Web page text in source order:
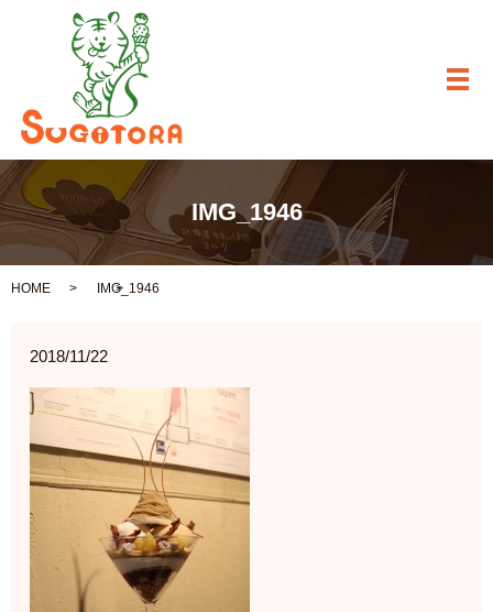
メ
IMG_1946
HOME IMG_1946
2018/11/22